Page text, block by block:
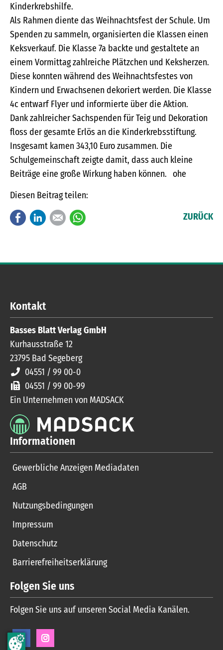
Kinderkrebshilfe.
Als Rahmen diente das Weihnachtsfest der Schule. Um
Spenden zu sammeln, organisierten die Klassen einen
Keksverkauf. Die Klasse 7a backte und gestaltete an
einem Vormittag zahlreiche Plätzchen und Keksherzen.
Diese konnten während des Weihnachtsfestes von
Kindern und Erwachsenen dekoriert werden. Die Klasse
4c entwarf Flyer und informierte über die Aktion.
Dank zahlreicher Sachspenden für Teig und Dekoration
floss der gesamte Erlös an die Kinderkrebsstiftung.
Insgesamt kamen 343,10 Euro zusammen. Die
Schulgemeinschaft zeigte damit, dass auch kleine
Beiträge eine große Wirkung haben können. ohe
Diesen Beitrag teilen:
FacebookLinkedInE-mail ZURÜCK
Kontakt
Basses Blatt Verlag GmbH
Kurhausstraße 12
23795 Bad Segeberg
04551 / 99 00-0
04551 / 99 00-99
Ein Unternehmen von MADSACK
Informationen
Gewerbliche Anzeigen Mediadaten
AGB
Nutzungsbedingungen
Impressum
Datenschutz
Barrierefreiheitserklärung
Folgen Sie uns
Folgen Sie uns auf unseren Social Media Kanälen.